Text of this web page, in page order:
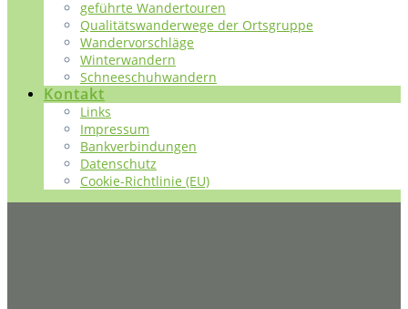
geführte Wandertouren
Qualitätswanderwege der Ortsgruppe
Wandervorschläge
Winterwandern
Schneeschuhwandern
Kontakt
Links
Impressum
Bankverbindungen
Datenschutz
Cookie-Richtlinie (EU)